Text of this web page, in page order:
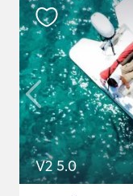
V2 5.0